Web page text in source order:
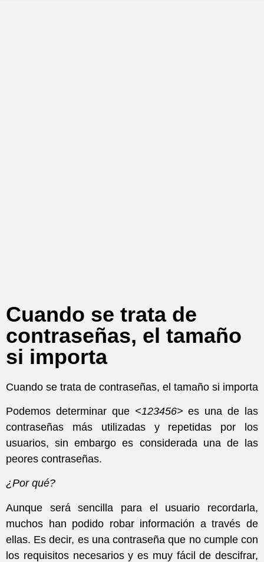
Cuando se trata de
contraseñas, el tamaño
si importa
Cuando se trata de contraseñas, el tamaño si importa
Podemos determinar que <123456> es una de las
contraseñas más utilizadas y repetidas por los
usuarios, sin embargo es considerada una de las
peores contraseñas.
¿Por qué?
Aunque será sencilla para el usuario recordarla,
muchos han podido robar información a través de
ellas. Es decir, es una contraseña que no cumple con
los requisitos necesarios y es muy fácil de descifrar,